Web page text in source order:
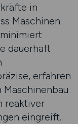
in
Maschinen
dauerhaft
erfahren
reaktiver
eingreift.